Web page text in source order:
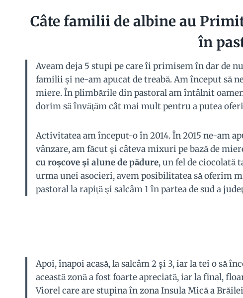
Câte familii de albine au
în
Aveam deja 5 stupi pe care îi primisem în dar de
familii şi ne-am apucat de treabă. Am început să
miere. În plimbările din pastoral am întâlnit
dorim să învăţăm cât mai mult pentru a putea
Activitatea am început-o în 2014. În 2015 ne-am
vânzare, am făcut şi câteva mixuri pe bază de
cu roşcove şi alune de pădure, un fel de ciocolată
urma unei asocieri, avem posibilitatea să oferim
pastoral la rapiţă şi salcâm 1 în partea de sud a
Apoi, înapoi acasă, la salcâm 2 şi 3, iar la tei o să
această zonă a fost foarte apreciată, iar la final,
Viorel care are stupina în zona Insula Mică a